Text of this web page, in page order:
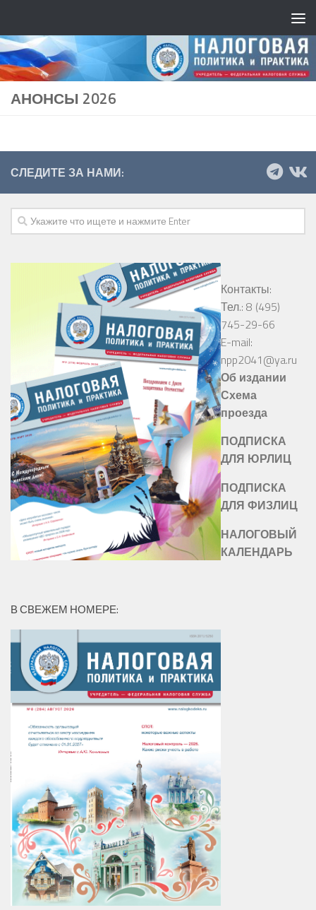
АНОНСЫ 2026
СЛЕДИТЕ ЗА НАМИ:
Контакты:
Тел.: 8 (495)
745-29-66
E-mail:
npp2041@ya.ru
Об издании
Схема
проезда
ПОДПИСКА
ДЛЯ ЮРЛИЦ
ПОДПИСКА
ДЛЯ ФИЗЛИЦ
НАЛОГОВЫЙ
КАЛЕНДАРЬ
В СВЕЖЕМ НОМЕРЕ: